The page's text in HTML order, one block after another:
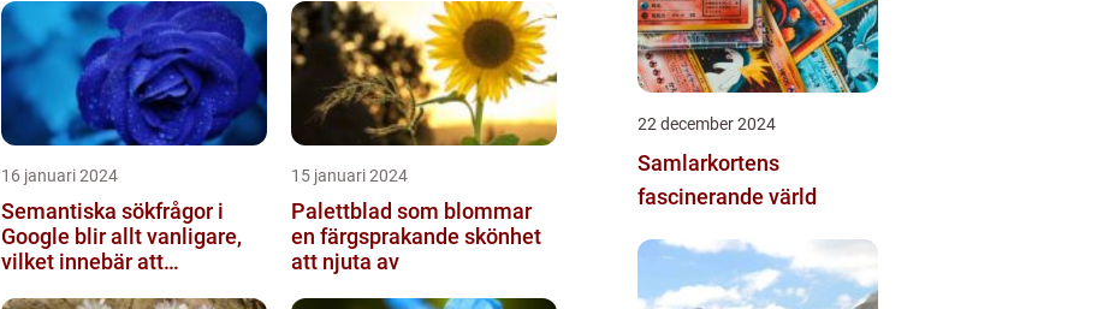
16 januari 2024
Semantiska sökfrågor i
Google blir allt vanligare,
vilket innebär att
15 januari 2024
Palettblad som blommar
en färgsprakande skönhet
att njuta av
22 december 2024
Samlarkortens
fascinerande värld